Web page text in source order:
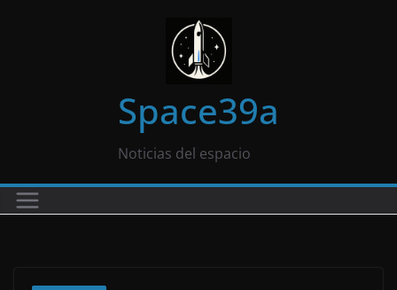
Space39a
Noticias del espacio